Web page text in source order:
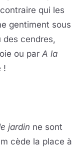
qui les
gentiment sous
des cendres,
ou par A la
!
jardin ne sont
cède la place à